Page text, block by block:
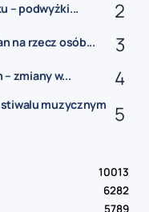
– podwyżki...
na rzecz osób...
zmiany w...
muzycznym
10013
6282
5789